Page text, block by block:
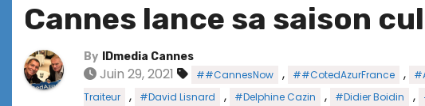
Cannes lance sa saison
By IDmedia Cannes
Juin 29, 2021 ##CannesNow , ##CotedAzurFrance ,
Traiteur
, #David Lisnard , #Delphine Cazin , #Didier Boidin ,